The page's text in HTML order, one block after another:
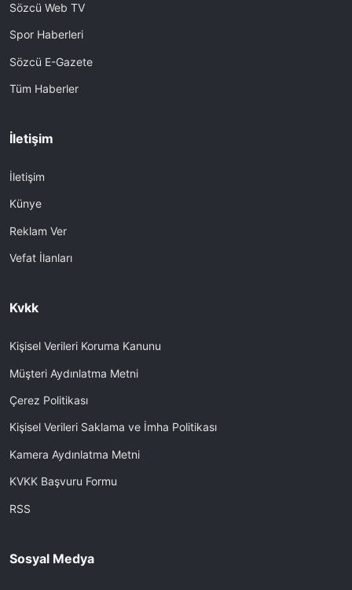
Sözcü Web TV
Spor Haberleri
Sözcü E-Gazete
Tüm Haberler
İletişim
İletişim
Künye
Reklam Ver
Vefat İlanları
Kvkk
Kişisel Verileri Koruma Kanunu
Müşteri Aydınlatma Metni
Çerez Politikası
Kişisel Verileri Saklama ve İmha Politikası
Kamera Aydınlatma Metni
KVKK Başvuru Formu
RSS
Sosyal Medya